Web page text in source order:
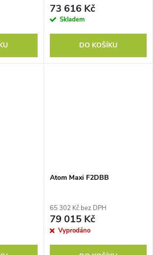
73 616 Kč
Skladem
DO KOŠÍKU
Atom Maxi F2DBB
65 302 Kč bez DPH
79 015 Kč
Vyprodáno